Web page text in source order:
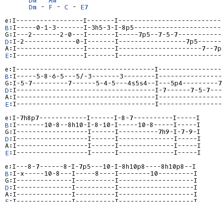
Dm - F - C - E7
B :I-----0-1-3-------I-3h5-3-I-
D :I-2-------------0-I-------I-----------------
E:I-----------------I-------
B :I-----5-8-6-5---5/-3-------3--------
D :I-----------------------------------I-7------7-5-
E:I-----------------------------------
B :I-------10-8--8h10-I-8-10-I-----10-8-----I-----I
D :I------------------I------I--------------I-----I
E:I------------------I------I--------------I-----I
B :I-x-----10-8---I-----8----I--------10---------I
D :I--------------I----------I-------------------I